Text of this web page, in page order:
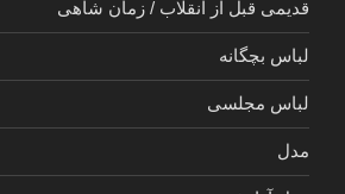
قدیمی قبل از انقلاب / زمان شاهی
لباس بچگانه
لباس مجلسی
مدل